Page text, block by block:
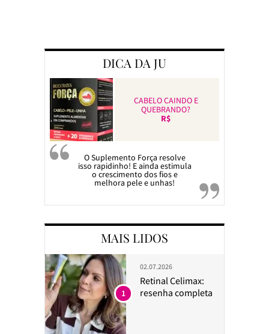
DICA DA JU
CABELO CAINDO E
QUEBRANDO?
R$
O Suplemento Força resolve
isso rapidinho! E ainda estimula
o crescimento dos fios e
melhora pele e unhas!
MAIS LIDOS
02.07.2026
Retinal Celimax:
resenha completa
1